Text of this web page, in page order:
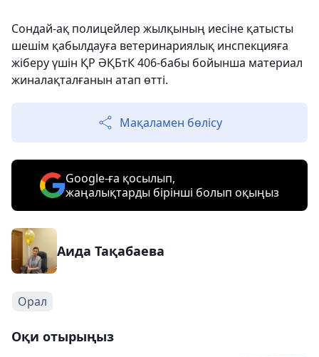
Сондай-ақ полицейлер жылқының иесіне қатысты
шешім қабылдауға ветеринариялық инспекцияға
жіберу үшін ҚР ӘҚБтК 406-бабы бойынша материал
жиналақталғанын атап өтті.
Мақаламен бөлісу
Google-ға қосылып,
жаңалықтарды бірінші болып оқыңыз
Аида Тақабаева
Орал
Оқи отырыңыз